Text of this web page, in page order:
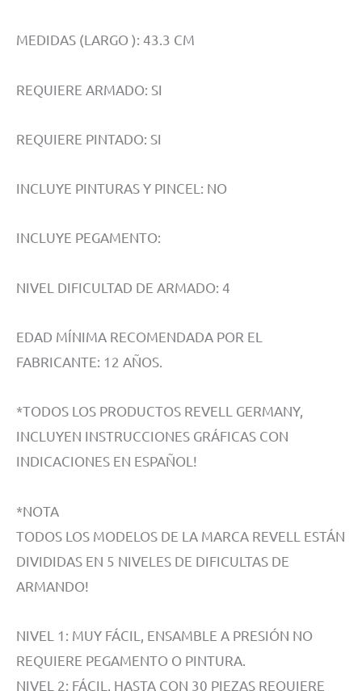
MEDIDAS (LARGO ): 43.3 CM
REQUIERE ARMADO: SI
REQUIERE PINTADO: SI
INCLUYE PINTURAS Y PINCEL: NO
INCLUYE PEGAMENTO:
NIVEL DIFICULTAD DE ARMADO: 4
EDAD MÍNIMA RECOMENDADA POR EL
FABRICANTE: 12 AÑOS.
*TODOS LOS PRODUCTOS REVELL GERMANY,
INCLUYEN INSTRUCCIONES GRÁFICAS CON
INDICACIONES EN ESPAÑOL!
*NOTA
TODOS LOS MODELOS DE LA MARCA REVELL ESTÁN
DIVIDIDAS EN 5 NIVELES DE DIFICULTAS DE
ARMANDO!
NIVEL 1: MUY FÁCIL, ENSAMBLE A PRESIÓN NO
REQUIERE PEGAMENTO O PINTURA.
NIVEL 2: FÁCIL, HASTA CON 30 PIEZAS REQUIERE